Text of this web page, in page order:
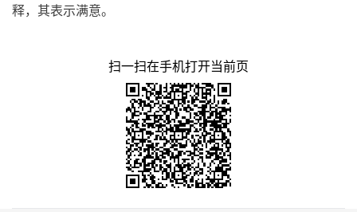
释，其表示满意。
扫一扫在手机打开当前页